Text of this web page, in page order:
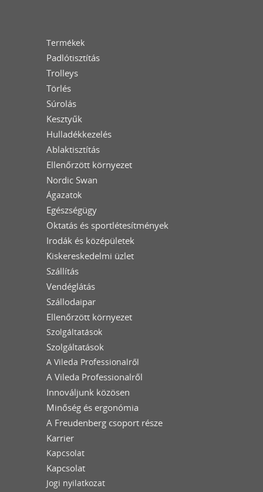
Termékek
Padlótisztítás
Trolleys
Törlés
Súrolás
Kesztyűk
Hulladékkezelés
Ablaktisztítás
Ellenőrzött környezet
Nordic Swan
Ágazatok
Egészségügy
Oktatás és sportlétesítmények
Irodák és középületek
Kiskereskedelmi üzlet
Szállítás
Vendéglátás
Szállodaipar
Ellenőrzött környezet
Szolgáltatások
Szolgáltatások
A Vileda Professionalről
A Vileda Professionalről
Innováljunk közösen
Minőség és ergonómia
A Freudenberg csoport része
Karrier
Kapcsolat
Kapcsolat
Jogi nyilatkozat